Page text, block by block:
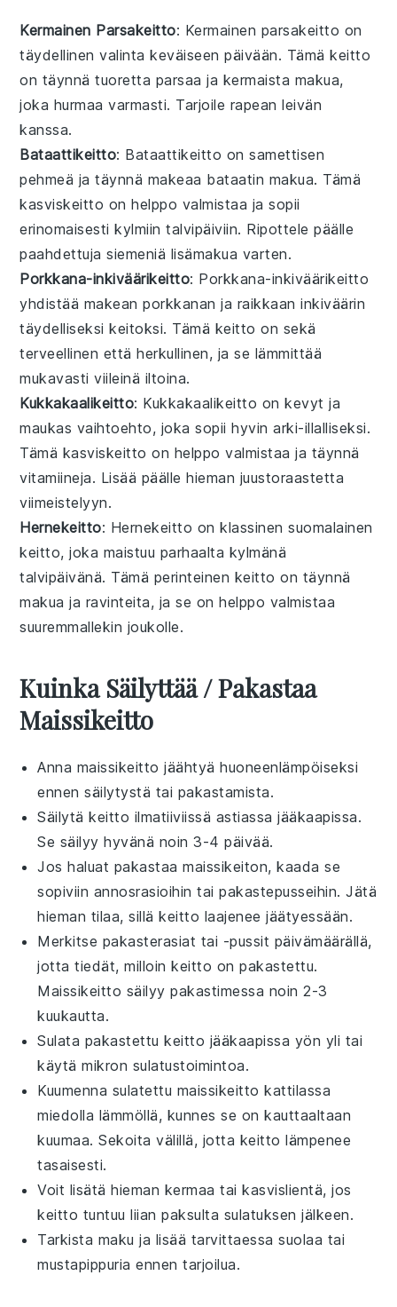
Kermainen Parsakeitto: Kermainen parsakeitto on
täydellinen valinta keväiseen päivään. Tämäkeitto
on täynnä tuoretta parsaa ja kermaista makua,
joka hurmaa varmasti. Tarjoile rapean leivän
kanssa.
Bataattikeitto: Bataattikeitto on samettisen
pehmeä ja täynnä makeaa bataatin makua. Tämä
kasviskeitto on helppo valmistaa ja sopii
erinomaisesti kylmiin talvipäiviin. Ripottele päälle
paahdettuja siemeniä lisämakua varten.
Porkkana-inkiväärikeitto: Porkkana-inkiväärikeitto
yhdistää makean porkkanan ja raikkaan inkiväärin
täydelliseksikeitoksi. Tämä keitto on sekä
terveellinen että herkullinen, ja se lämmittää
mukavasti viileinä iltoina.
Kukkakaalikeitto: Kukkakaalikeitto on kevyt ja
maukas vaihtoehto, joka sopii hyvin arki-illalliseksi.
Tämä kasviskeitto on helppo valmistaa ja täynnä
vitamiineja. Lisää päälle hieman juustoraastetta
viimeistelyyn.
Hernekeitto: Hernekeitto on klassinen suomalainen
keitto, joka maistuu parhaalta kylmänä
talvipäivänä. Tämä perinteinen keitto on täynnä
makua ja ravinteita, ja se on helppo valmistaa
suuremmallekin joukolle.
Kuinka Säilyttää / Pakastaa
Maissikeitto
Anna maissikeitto jäähtyä huoneenlämpöiseksi
ennen säilytystä tai pakastamista.
Säilytäkeitto ilmatiiviissä astiassa jääkaapissa.
Se säilyy hyvänä noin 3-4 päivää.
Jos haluat pakastaamaissikeiton, kaada se
sopiviin annosrasioihin tai pakastepusseihin. Jätä
hieman tilaa, sillä keitto laajenee jäätyessään.
Merkitse pakasterasiat tai -pussit päivämäärällä,
jotta tiedät, milloin keitto on pakastettu.
Maissikeitto säilyy pakastimessa noin 2-3
kuukautta.
Sulata pakastettukeitto jääkaapissa yön yli tai
käytä mikron sulatustoimintoa.
Kuumenna sulatettu maissikeitto kattilassa
miedolla lämmöllä, kunnes se on kauttaaltaan
kuumaa. Sekoita välillä, jotta keitto lämpenee
tasaisesti.
Voit lisätä hieman kermaa taikasvislientä, jos
keitto tuntuu liian paksulta sulatuksen jälkeen.
Tarkista maku ja lisää tarvittaessasuolaa tai
mustapippuria ennen tarjoilua.